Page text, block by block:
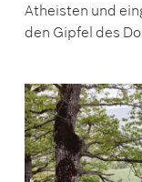
Atheisten und
den Gipfel des